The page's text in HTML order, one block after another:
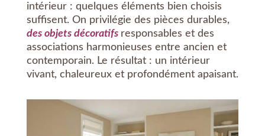
intérieur : quelques éléments bien choisis
suffisent. On privilégie des pièces durables,
des objets décoratifs responsables et des
associations harmonieuses entre ancien et
contemporain. Le résultat : un intérieur
vivant, chaleureux et profondément apaisant.